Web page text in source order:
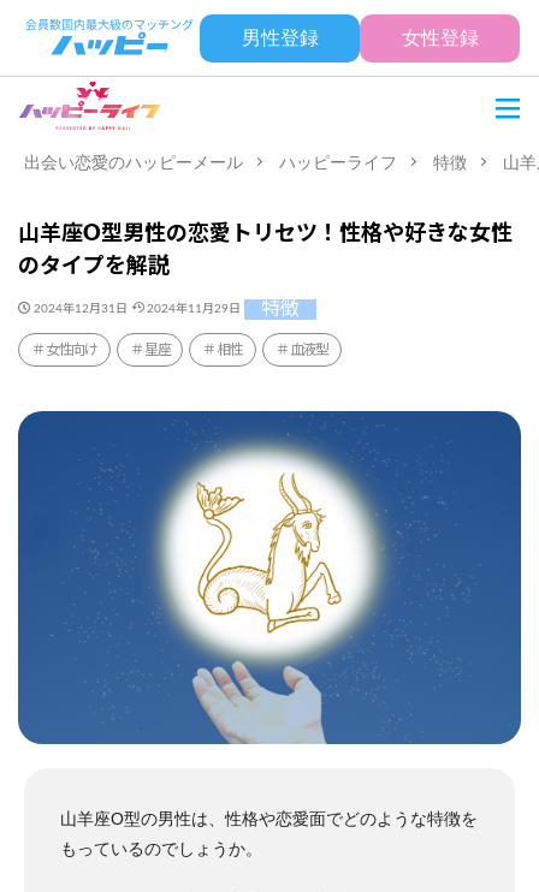
男性登録 女性登録
出会い恋愛のハッピーメール ハッピーライフ 特徴 山
山羊座O型男性の恋愛トリセツ！性格や好きな女性
のタイプを解説
2024年12月31日 2024年11月29日 特徴
女性向け 星座 相性 血液型
山羊座O型の男性は、性格や恋愛面でどのような特徴を
もっているのでしょうか。